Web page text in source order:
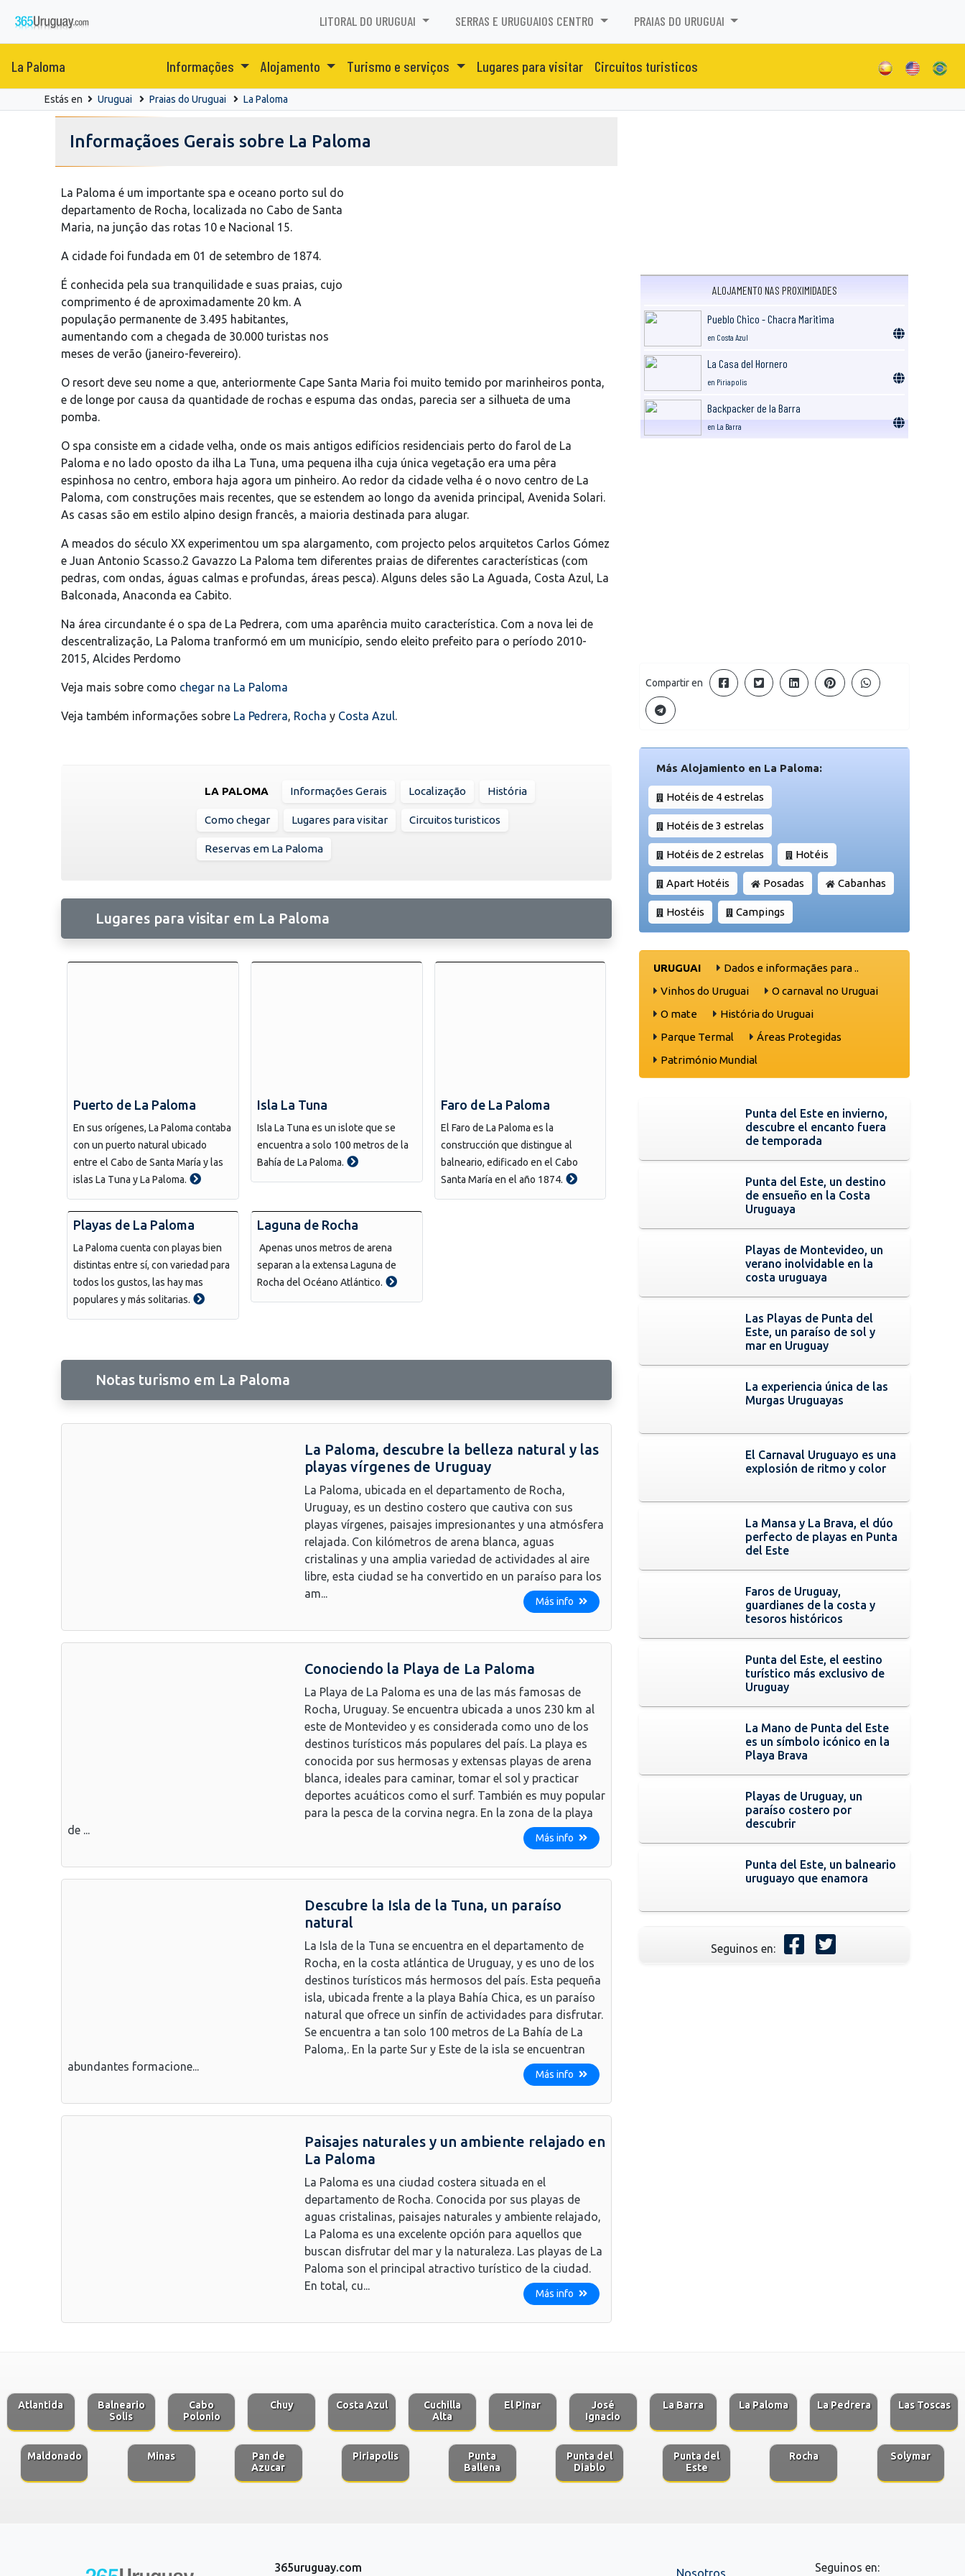
LITORAL DO URUGUAI SERRAS E URUGUAIOS CENTRO PRAIAS DO URUGUAI
La Paloma Informações Alojamento Turismo e serviços Lugares para visitar Circuitos turisticos
Estás en Uruguai Praias do Uruguai La Paloma
Informaçãoes Gerais sobre La Paloma
La Paloma é um importante spa e oceano porto sul do
departamento de Rocha, localizada no Cabo de Santa
Maria, na junção das rotas 10 e Nacional 15.
A cidade foi fundada em 01 de setembro de 1874.
É conhecida pela sua tranquilidade e suas praias, cujo
comprimento é de aproximadamente 20 km. A
população permanente de 3.495 habitantes,
aumentando com a chegada de 30.000 turistas nos
meses de verão (janeiro-fevereiro).
O resort deve seu nome a que, anteriormente Cape Santa Maria foi muito temido por marinheiros ponta,
e de longe por causa da quantidade de rochas e espuma das ondas, parecia ser a silhueta de uma
pomba.
O spa consiste em a cidade velha, onde os mais antigos edifícios residenciais perto do farol de La
Paloma e no lado oposto da ilha La Tuna, uma pequena ilha cuja única vegetação era uma pêra
espinhosa no centro, embora haja agora um pinheiro. Ao redor da cidade velha é o novo centro de La
Paloma, com construções mais recentes, que se estendem ao longo da avenida principal, Avenida Solari.
As casas são em estilo alpino design francês, a maioria destinada para alugar.
A meados do século XX experimentou um spa alargamento, com projecto pelos arquitetos Carlos Gómez
e Juan Antonio Scasso.2 Gavazzo La Paloma tem diferentes praias de diferentes características (com
pedras, com ondas, águas calmas e profundas, áreas pesca). Alguns deles são La Aguada, Costa Azul, La
Balconada, Anaconda ea Cabito.
Na área circundante é o spa de La Pedrera, com uma aparência muito característica. Com a nova lei de
descentralização, La Paloma tranformó em um município, sendo eleito prefeito para o período 2010-
2015, Alcides Perdomo
Veja mais sobre como chegar na La Paloma
Veja também informações sobre La Pedrera, Rocha y Costa Azul.
LA PALOMA Informações Gerais Localização História
Como chegar Lugares para visitar Circuitos turisticos
Reservas em La Paloma
Lugares para visitar em La Paloma
Puerto de La Paloma
En sus orígenes, La Paloma contaba
con un puerto natural ubicado
entre el Cabo de Santa María y las
islas La Tuna y La Paloma.
Isla La Tuna
Isla La Tuna es un islote que se
encuentra a solo 100 metros de la
Bahía de La Paloma.
Faro de La Paloma
El Faro de La Paloma es la
construcción que distingue al
balneario, edificado en el Cabo
Santa María en el año 1874.
Playas de La Paloma
La Paloma cuenta con playas bien
distintas entre sí, con variedad para
todos los gustos, las hay mas
populares y más solitarias.
Laguna de Rocha
Apenas unos metros de arena
separan a la extensa Laguna de
Rocha del Océano Atlántico.
Notas turismo em La Paloma
La Paloma, descubre la belleza natural y las
playas vírgenes de Uruguay
La Paloma, ubicada en el departamento de Rocha,
Uruguay, es un destino costero que cautiva con sus
playas vírgenes, paisajes impresionantes y una atmósfera
relajada. Con kilómetros de arena blanca, aguas
cristalinas y una amplia variedad de actividades al aire
libre, esta ciudad se ha convertido en un paraíso para los
am...
Más info
Conociendo la Playa de La Paloma
La Playa de La Paloma es una de las más famosas de
Rocha, Uruguay. Se encuentra ubicada a unos 230 km al
este de Montevideo y es considerada como uno de los
destinos turísticos más populares del país. La playa es
conocida por sus hermosas y extensas playas de arena
blanca, ideales para caminar, tomar el sol y practicar
deportes acuáticos como el surf. También es muy popular
para la pesca de la corvina negra. En la zona de la playa
de ...
Más info
Descubre la Isla de la Tuna, un paraíso
natural
La Isla de la Tuna se encuentra en el departamento de
Rocha, en la costa atlántica de Uruguay, y es uno de los
destinos turísticos más hermosos del país. Esta pequeña
isla, ubicada frente a la playa Bahía Chica, es un paraíso
natural que ofrece un sinfín de actividades para disfrutar.
Se encuentra a tan solo 100 metros de La Bahía de La
Paloma,. En la parte Sur y Este de la isla se encuentran
abundantes formacione...
Más info
Paisajes naturales y un ambiente relajado en
La Paloma
La Paloma es una ciudad costera situada en el
departamento de Rocha. Conocida por sus playas de
aguas cristalinas, paisajes naturales y ambiente relajado,
La Paloma es una excelente opción para aquellos que
buscan disfrutar del mar y la naturaleza. Las playas de La
Paloma son el principal atractivo turístico de la ciudad.
En total, cu...
Más info
ALOJAMENTO NAS PROXIMIDADES
Pueblo Chico - Chacra Maritima
en Costa Azul
La Casa del Hornero
en Piriapolis
Backpacker de la Barra
en La Barra
Compartir en
Más Alojamiento en La Paloma:
Hotéis de 4 estrelas
Hotéis de 3 estrelas
Hotéis de 2 estrelas Hotéis
Apart Hotéis Posadas Cabanhas
Hostéis Campings
URUGUAI
Dados e informaçães para ..
Vinhos do Uruguai
O carnaval no Uruguai
O mate
História do Uruguai
Parque Termal
Áreas Protegidas
Património Mundial
Punta del Este en invierno,
descubre el encanto fuera
de temporada
Punta del Este, un destino
de ensueño en la Costa
Uruguaya
Playas de Montevideo, un
verano inolvidable en la
costa uruguaya
Las Playas de Punta del
Este, un paraíso de sol y
mar en Uruguay
La experiencia única de las
Murgas Uruguayas
El Carnaval Uruguayo es una
explosión de ritmo y color
La Mansa y La Brava, el dúo
perfecto de playas en Punta
del Este
Faros de Uruguay,
guardianes de la costa y
tesoros históricos
Punta del Este, el eestino
turístico más exclusivo de
Uruguay
La Mano de Punta del Este
es un símbolo icónico en la
Playa Brava
Playas de Uruguay, un
paraíso costero por
descubrir
Punta del Este, un balneario
uruguayo que enamora
Seguinos en:
Atlantida
Balneario
Solis
Cabo
Polonio
Chuy Costa Azul
Cuchilla
Alta
El Pinar
José
Ignacio
La Barra La Paloma La Pedrera Las Toscas
Maldonado Minas
Pan de
Azucar
Piriapolis
Punta
Ballena
Punta del
Diablo
Punta del
Este
Rocha Solymar
365uruguay.com Nosotros Seguinos en: